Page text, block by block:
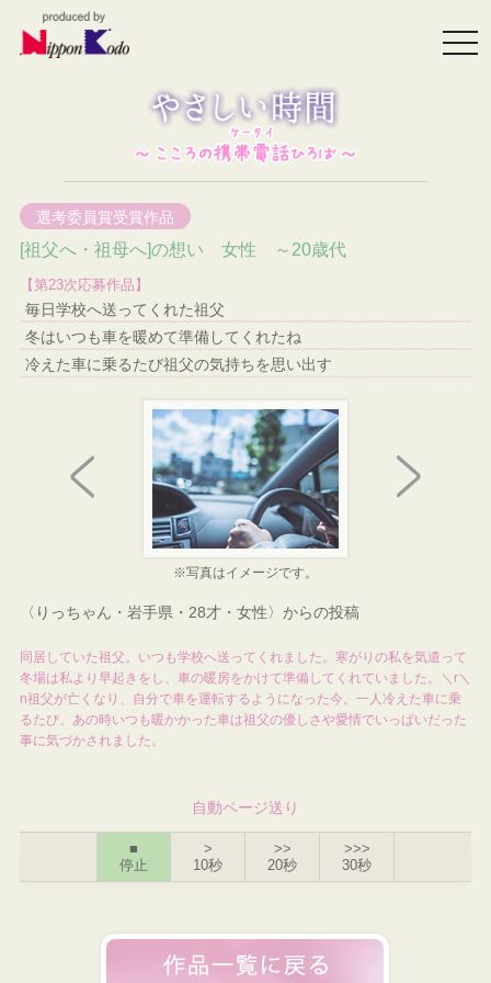
選考委員賞受賞作品
[祖父へ・祖母へ]の想い 女性 ～20歳代
【第23次応募作品】
毎日学校へ送ってくれた祖父
冬はいつも車を暖めて準備してくれたね
冷えた車に乗るたび祖父の気持ちを思い出す
※写真はイメージです。
〈りっちゃん・岩手県・28才・女性〉からの投稿
同居していた祖父。いつも学校へ送ってくれました。寒がりの私を気遣って
冬場は私より早起きをし、車の暖房をかけて準備してくれていました。＼r＼
n祖父が亡くなり、自分で車を運転するようになった今。一人冷えた車に乗
るたび、あの時いつも暖かかった車は祖父の優しさや愛情でいっぱいだった
事に気づかされました。
自動ページ送り
■
停止
>
10秒
>>
20秒
>>>
30秒